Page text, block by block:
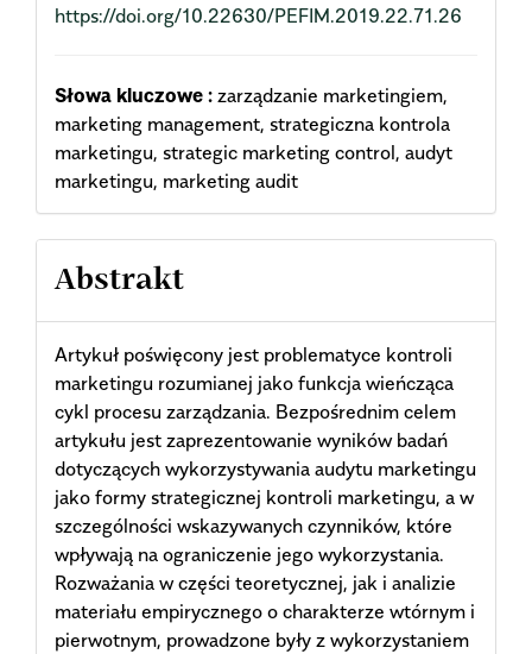
https://doi.org/10.22630/PEFIM.2019.22.71.26
Słowa kluczowe : zarządzanie marketingiem,
marketing management, strategiczna kontrola
marketingu, strategic marketing control, audyt
marketingu, marketing audit
Abstrakt
Artykuł poświęcony jest problematyce kontroli
marketingu rozumianej jako funkcja wieńcząca
cykl procesu zarządzania. Bezpośrednim celem
artykułu jest zaprezentowanie wyników badań
dotyczących wykorzystywania audytu marketingu
jako formy strategicznej kontroli marketingu, a w
szczególności wskazywanych czynników, które
wpływają na ograniczenie jego wykorzystania.
Rozważania w części teoretycznej, jak i analizie
materiału empirycznego o charakterze wtórnym i
pierwotnym, prowadzone były z wykorzystaniem